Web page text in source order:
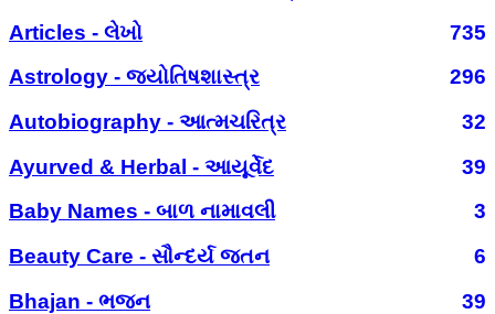
Articles - લેખો
735
Astrology - જ્યોતિષશાસ્ત્ર
296
Autobiography - આત્મચરિત્ર
32
Ayurved & Herbal - આયૂર્વેદ
39
Baby Names - બાળ નામાવલી
3
Beauty Care - સૌન્દર્ય જતન
6
Bhajan - ભજન
39